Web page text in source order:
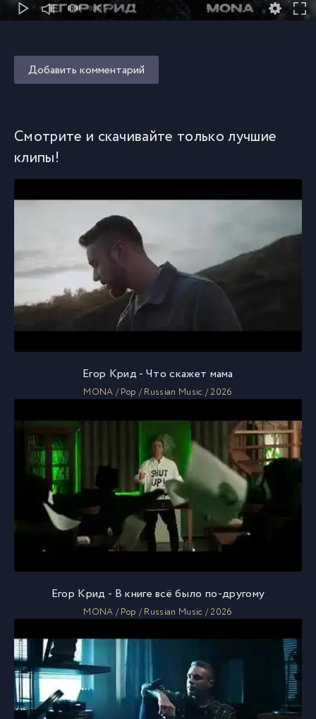
0:00 / 0:00
Добавить комментарий
Смотрите и скачивайте только лучшие
клипы!
Егор Крид - Что скажет мама
MONA / Pop / Russian Music / 2026
Егор Крид - В книге всё было по-другому
MONA / Pop / Russian Music / 2026